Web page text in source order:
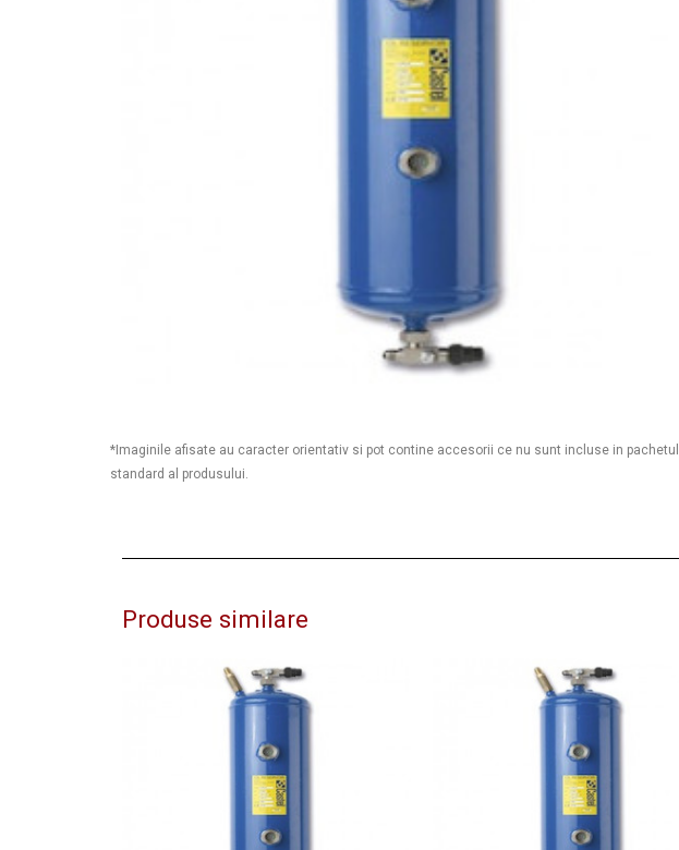
*Imaginile afisate au caracter orientativ si pot contine accesorii ce nu sunt incluse in pachetul
standard al produsului.
Produse similare